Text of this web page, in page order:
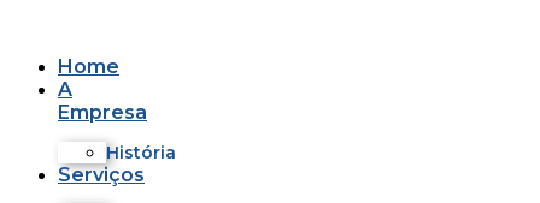
conteúdo
Home
A
Empresa
História
Serviços